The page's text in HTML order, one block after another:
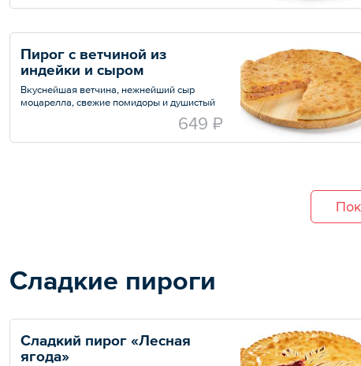
Пирог с ветчиной из
индейки и сыром
Вкуснейшая ветчина, нежнейший сыр
моцарелла, свежие помидоры и душистый
649 ₽
Сладкие пироги
Сладкий пирог «Лесная
ягода»